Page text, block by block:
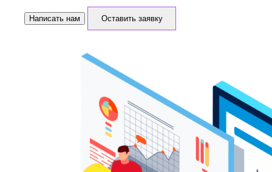
Написать нам Оставить заявку